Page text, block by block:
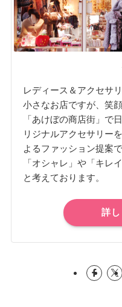
レディース＆アクセサ
小さなお店ですが、笑
「あけぼの商店街」で
リジナルアクセサリー
よるファッション提案
「オシャレ」や「キレ
と考えております。
詳